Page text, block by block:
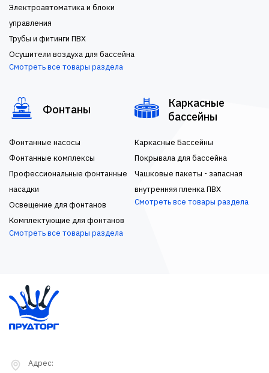
Электроавтоматика и блоки
управления
Трубы и фитинги ПВХ
Осушители воздуха для бассейна
Смотреть все товары раздела
Фонтаны
Фонтанные насосы
Фонтанные комплексы
Профессиональные фонтанные
насадки
Освещение для фонтанов
Комплектующие для фонтанов
Смотреть все товары раздела
Каркасные
бассейны
Каркасные Бассейны
Покрывала для бассейна
Чашковые пакеты - запасная
внутренняя пленка ПВХ
Смотреть все товары раздела
Адрес: